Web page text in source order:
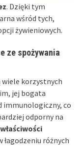
. Dzięki tym
wśród tych,
żywieniowych.
ze spożywania
wiele korzystnych
jej bogata
immunologiczny, co
odporny na
właściwości
różnych